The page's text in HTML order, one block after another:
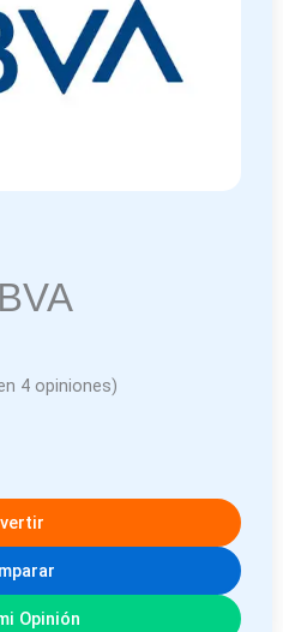
4 opiniones)
Opinión